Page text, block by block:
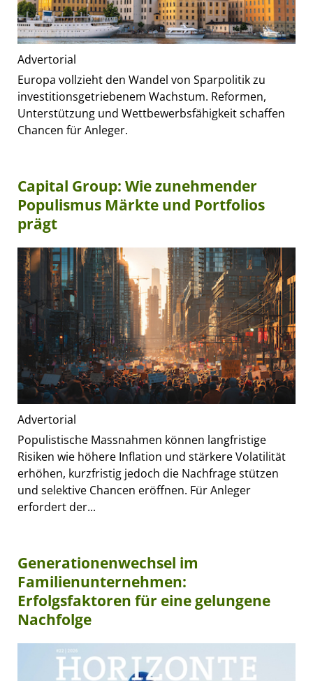
Advertorial
Europa vollzieht den Wandel von Sparpolitik zu
investitionsgetriebenem Wachstum. Reformen,
Unterstützung und Wettbewerbsfähigkeit schaffen
Chancen für Anleger.
Capital Group: Wie zunehmender
Populismus Märkte und Portfolios
prägt
Advertorial
Populistische Massnahmen können langfristige
Risiken wie höhere Inflation und stärkere Volatilität
erhöhen, kurzfristig jedoch die Nachfrage stützen
und selektive Chancen eröffnen. Für Anleger
erfordert der...
Generationenwechsel im
Familienunternehmen:
Erfolgsfaktoren für eine gelungene
Nachfolge